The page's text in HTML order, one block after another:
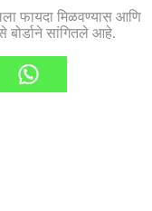
फायदा मिळवण्यास आणि
बोर्डाने सांगितले आहे.